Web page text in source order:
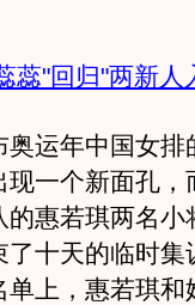
蕊"回归"两新人
运年中国女排
一个新面孔，
惠若琪两名小
十天的临时集
上，惠若琪和